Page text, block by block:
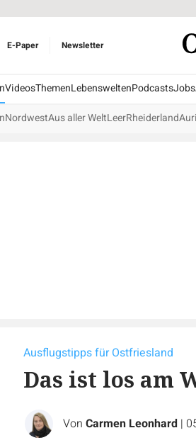
E-Paper Newsletter
VideosThemenLebensweltenPodcastsJobs
NordwestAus aller WeltLeerRheiderland
Ausflugstipps für Ostfriesland
Das ist los am
Von Carmen Leonhard |